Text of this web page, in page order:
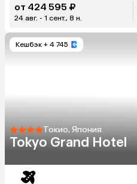
от 424 595 ₽
24 авг. - 1 сент., 8 н.
Кешбэк + 4 745
Токио, Япония
Tokyo Grand Hotel